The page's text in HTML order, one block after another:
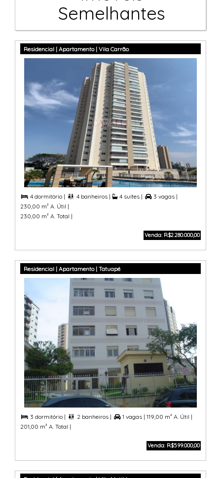
Semelhantes
Residencial | Apartamento | Vila Carrão
 4 dormitório |  4 banheiros | 4 suítes |  3 vagas |
230,00 m² A. Útil |
230,00 m² A. Total |
Venda: R$2.280.000,00
Residencial | Apartamento | Tatuapé
 3 dormitório |  2 banheiros |  1 vagas | 119,00 m² A. Útil |
201,00 m² A. Total |
Venda: R$599.000,00